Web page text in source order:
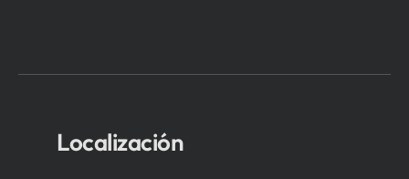
Localización